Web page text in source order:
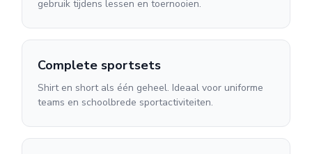
gebruik tijdens lessen en toernooien.
Complete sportsets
Shirt en short als één geheel. Ideaal voor uniforme
teams en schoolbrede sportactiviteiten.